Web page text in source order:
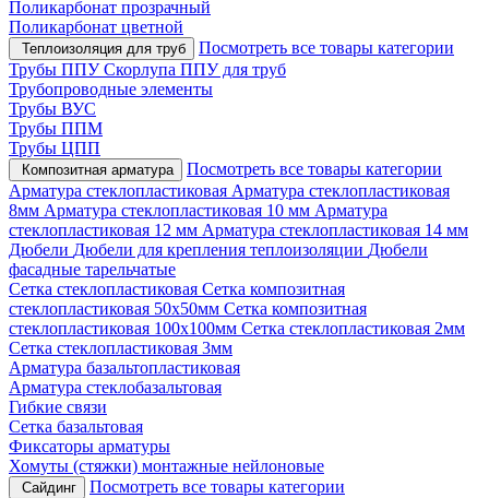
Поликарбонат прозрачный
Поликарбонат цветной
Теплоизоляция для труб
Посмотреть все товары категории
Трубы ППУСкорлупа ППУ для труб
Трубопроводные элементы
Трубы ВУС
Трубы ППМ
Трубы ЦПП
Композитная арматура
Посмотреть все товары категории
Арматура стеклопластиковая Арматура стеклопластиковая
8мм Арматура стеклопластиковая 10 мм Арматура
стеклопластиковая 12 мм Арматура стеклопластиковая 14 мм
Дюбели Дюбели для крепления теплоизоляции Дюбели
фасадные тарельчатые
Сетка стеклопластиковая Сетка композитная
стеклопластиковая 50х50мм Сетка композитная
стеклопластиковая 100х100мм Сетка стеклопластиковая 2мм
Сетка стеклопластиковая 3мм
Арматура базальтопластиковая
Арматура стеклобазальтовая
Гибкие связи
Сетка базальтовая
Фиксаторы арматуры
Хомуты (стяжки) монтажные нейлоновые
Сайдинг
Посмотреть все товары категории